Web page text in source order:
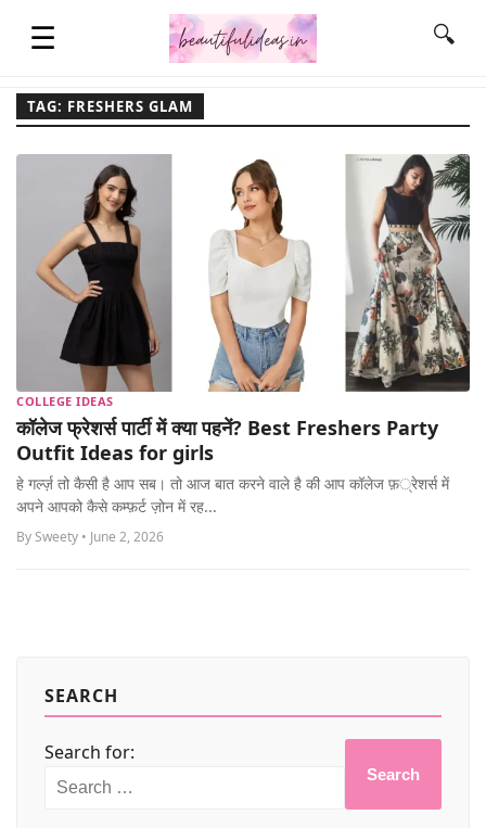
☰
QUOTES
LIFESTYLE
FASHION & STYLE
CONTACT NAME IDEAS
MORE
🔍
TAG: FRESHERS GLAM
COLLEGE IDEAS
कॉलेज फ्रेशर्स पार्टी में क्या पहनें? Best Freshers Party
Outfit Ideas for girls
हे गर्ल्ज़ तो कैसी है आप सब। तो आज बात करने वाले है की आप कॉलेज फ़्रेशर्स में
अपने आपको कैसे कम्फ़र्ट ज़ोन में रह...
By Sweety • June 2, 2026
SEARCH
Search for:
Search